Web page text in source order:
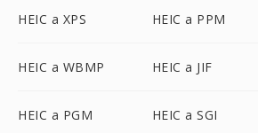
HEIC a XPS HEIC a PPM
HEIC a WBMP HEIC a JIF
HEIC a PGM HEIC a SGI